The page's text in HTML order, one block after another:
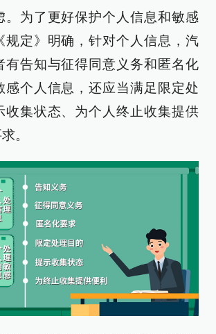
。为了更好保护个人信息和敏感
规定》明确，针对个人信息，汽
有告知与征得同意义务和匿名化
感个人信息，还应当满足限定处
收集状态、为个人终止收集提供
。